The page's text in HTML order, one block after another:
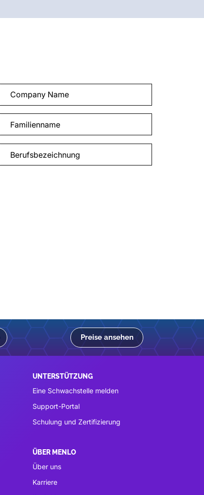
Preise ansehen
UNTERSTÜTZUNG
Eine Schwachstelle melden
Support-Portal
Schulung und Zertifizierung
ÜBER MENLO
Über uns
Karriere